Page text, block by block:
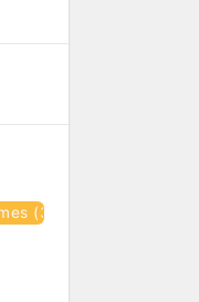
(30)